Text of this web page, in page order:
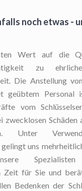
noch etwas -
Wert auf die
zu
Die Anstellung
geübtem Personal
vom
zwecklosen Schäden
Unter
uns
Zeit für Sie und
Bedenken der